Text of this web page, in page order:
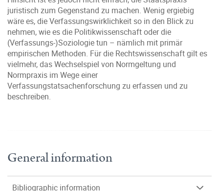
juristisch zum Gegenstand zu machen. Wenig ergiebig
wäre es, die Verfassungswirklichkeit so in den Blick zu
nehmen, wie es die Politikwissenschaft oder die
(Verfassungs-)Soziologie tun – nämlich mit primär
empirischen Methoden. Für die Rechtswissenschaft gilt es
vielmehr, das Wechselspiel von Normgeltung und
Normpraxis im Wege einer
Verfassungstatsachenforschung zu erfassen und zu
beschreiben.
General information
Bibliographic information